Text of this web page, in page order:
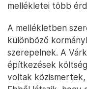
mellékletei több
A mellékletben
különböző
szerepelnek. A
építkezések
voltak közismertek,